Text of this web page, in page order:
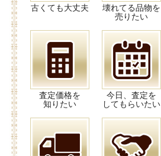
古くても大丈夫
壊れてる品物を
売りたい
査定価格を
知りたい
今日、査定を
してもらいたい